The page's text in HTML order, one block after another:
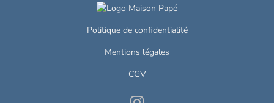
Politique de confidentialité
Mentions légales
CGV